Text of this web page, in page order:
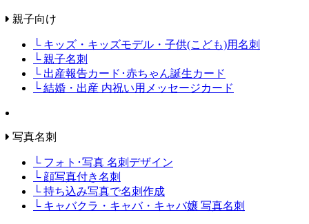
親子向け
└ キッズ・キッズモデル・子供(こども)用名刺
└ 親子名刺
└ 出産報告カード･赤ちゃん誕生カード
└ 結婚・出産 内祝い用メッセージカード
写真名刺
└ フォト･写真 名刺デザイン
└ 顔写真付き名刺
└ 持ち込み写真で名刺作成
└ キャバクラ・キャバ・キャバ嬢 写真名刺